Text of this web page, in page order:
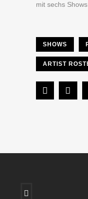
mit sechs
SHOWS
ARTIST